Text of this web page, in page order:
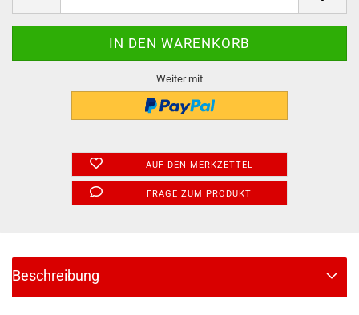
Weiter mit
AUF DEN MERKZETTEL
FRAGE ZUM PRODUKT
Beschreibung